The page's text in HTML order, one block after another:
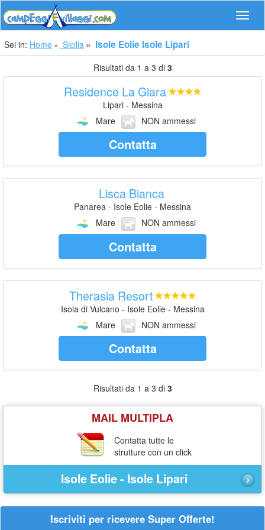
Sei in: Home Sicilia Isole Eolie Isole Lipari
Risultati da 1 a 3 di 3
Residence La Giara
Lipari - Messina
Mare
NON ammessi
Contatta
Lisca Bianca
Panarea - Isole Eolie - Messina
Mare
NON ammessi
Contatta
Therasia Resort
Isola di Vulcano - Isole Eolie - Messina
Mare
NON ammessi
Contatta
Risultati da 1 a 3 di 3
MAIL MULTIPLA
Contatta tutte le
strutture con un click
Isole Eolie - Isole Lipari
Iscriviti per ricevere Super Offerte!